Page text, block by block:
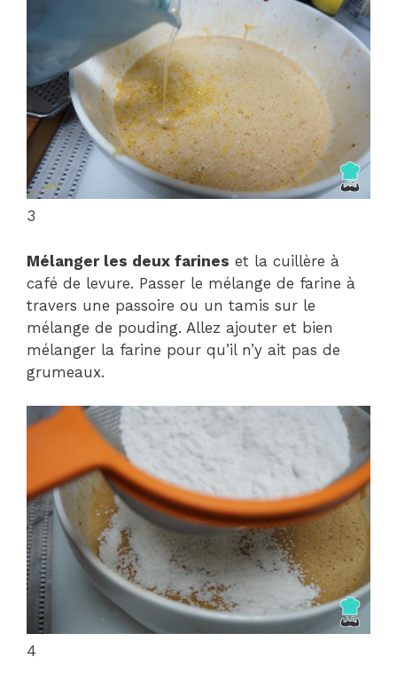
3
Mélanger les deux farines et la cuillère à
café de levure. Passer le mélange de farine à
travers une passoire ou un tamis sur le
mélange de pouding. Allez ajouter et bien
mélanger la farine pour qu’il n’y ait pas de
grumeaux.
4